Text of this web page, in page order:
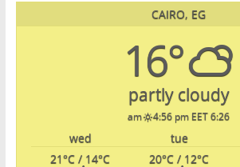
CAIRO, EG
16°
partly cloudy
6:26 am
4:56 pm EET
tue
wed
20°C / 12°C
21°C / 14°C